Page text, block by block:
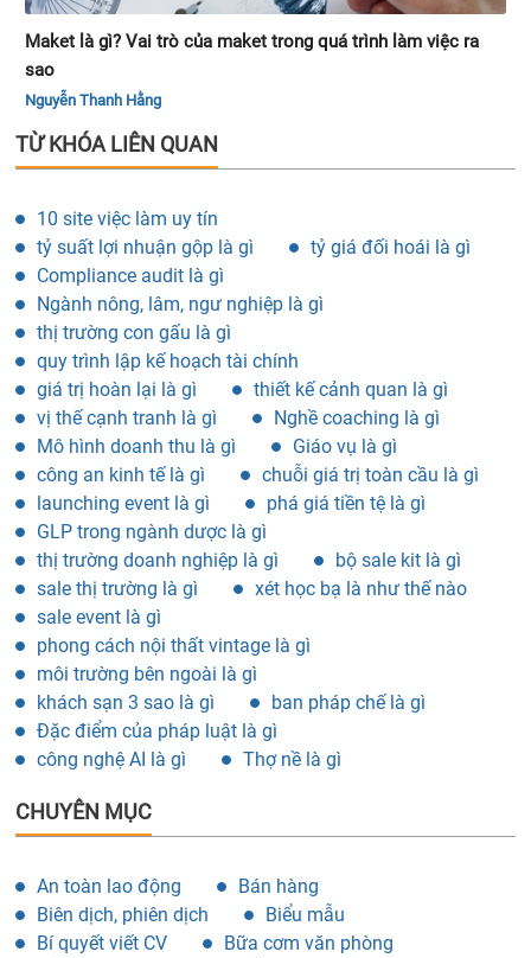
Maket là gì? Vai trò của maket trong quá trình làm việc ra
sao
Nguyễn Thanh Hằng
TỪ KHÓA LIÊN QUAN
10 site việc làm uy tín
tỷ suất lợi nhuận gộp là gì
tỷ giá đối hoái là gì
Compliance audit là gì
Ngành nông, lâm, ngư nghiệp là gì
thị trường con gấu là gì
quy trình lập kế hoạch tài chính
giá trị hoàn lại là gì
thiết kế cảnh quan là gì
vị thế cạnh tranh là gì
Nghề coaching là gì
Mô hình doanh thu là gì
Giáo vụ là gì
công an kinh tế là gì
chuỗi giá trị toàn cầu là gì
launching event là gì
phá giá tiền tệ là gì
GLP trong ngành dược là gì
thị trường doanh nghiệp là gì
bộ sale kit là gì
sale thị trường là gì
xét học bạ là như thế nào
sale event là gì
phong cách nội thất vintage là gì
môi trường bên ngoài là gì
khách sạn 3 sao là gì
ban pháp chế là gì
Đặc điểm của pháp luật là gì
công nghệ AI là gì
Thợ nề là gì
CHUYÊN MỤC
An toàn lao động
Bán hàng
Biên dịch, phiên dịch
Biểu mẫu
Bí quyết viết CV
Bữa cơm văn phòng